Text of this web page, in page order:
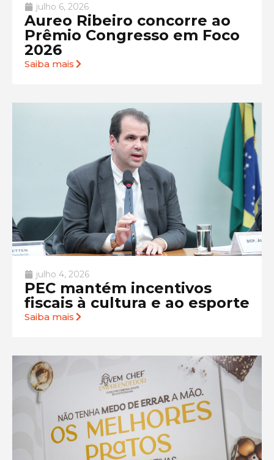
julho 6, 2026
Aureo Ribeiro concorre ao
Prêmio Congresso em Foco
2026
Saiba mais
julho 4, 2026
PEC mantém incentivos
fiscais à cultura e ao esporte
Saiba mais